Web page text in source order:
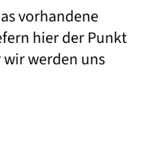
vorhandene
hier der Punkt
werden uns